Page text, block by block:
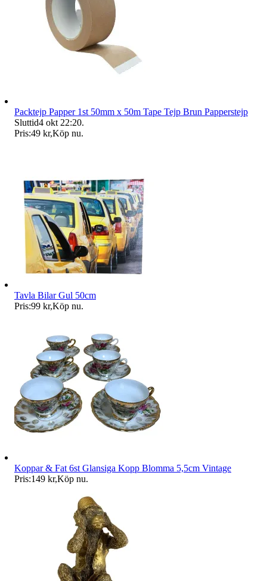
Packtejp Papper 1st 50mm x 50m Tape Tejp Brun Papperstejp
Sluttid4 okt 22:20.
Pris:49 kr,Köp nu.
Tavla Bilar Gul 50cm
Pris:99 kr,Köp nu.
Koppar & Fat 6st Glansiga Kopp Blomma 5,5cm Vintage
Pris:149 kr,Köp nu.